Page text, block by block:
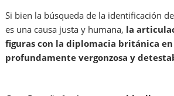
Si bien la búsqueda de la identificación
es una causa justa y humana, la
figuras con la diplomacia británica
profundamente vergonzosa y